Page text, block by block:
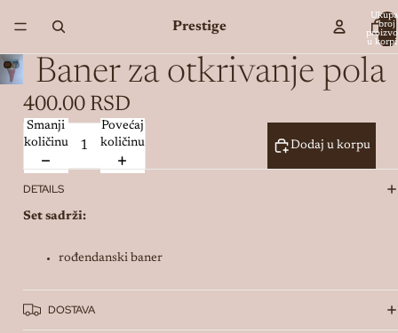
Prestige
broj
u
Baner za otkrivanje pola
400.00 RSD
Smanji
količinu
Povećaj
količinu
Dodaj u korpu
DETAILS
Set sadrži:
rođendanski baner
DOSTAVA